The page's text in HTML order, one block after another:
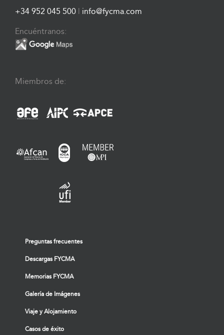
+34 952 045 500 | info@fycma.com
Encuéntranos:
Miembros de:
Preguntas frecuentes
Descargas FYCMA
Memorias FYCMA
Galería de Imágenes
Viaje y Alojamiento
Casos de éxito